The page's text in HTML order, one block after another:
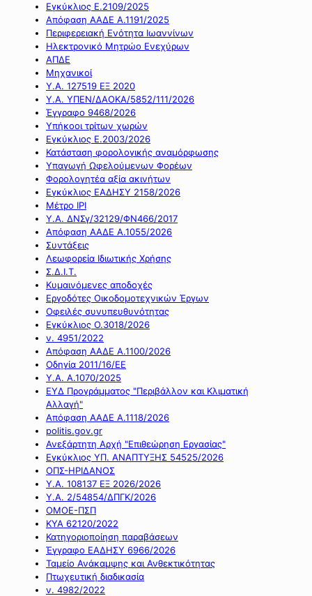
Εγκύκλιος Ε.2109/2025
Απόφαση ΑΑΔΕ Α.1191/2025
Περιφερειακή Ενότητα Ιωαννίνων
Ηλεκτρονικό Μητρώο Ενεχύρων
ΑΠΔΕ
Μηχανικοί
Υ.Α. 127519 ΕΞ 2020
Υ.Α. ΥΠΕΝ/ΔΑΟΚΑ/5852/111/2026
Έγγραφο 9468/2026
Υπήκοοι τρίτων χωρών
Εγκύκλιος Ε.2003/2026
Κατάσταση φορολογικής αναμόρφωσης
Υπαγωγή Ωφελούμενων Φορέων
Φορολογητέα αξία ακινήτων
Εγκύκλιος ΕΑΔΗΣΥ 2158/2026
Μέτρο IPI
Υ.Α. ΔΝΣγ/32129/ΦΝ466/2017
Απόφαση ΑΑΔΕ Α.1055/2026
Συντάξεις
Λεωφορεία Ιδιωτικής Χρήσης
Σ.Δ.Ι.Τ.
Κυμαινόμενες αποδοχές
Εργοδότες Οικοδομοτεχνικών Έργων
Οφειλές συνυπευθυνότητας
Εγκύκλιος Ο.3018/2026
ν. 4951/2022
Απόφαση ΑΑΔΕ Α.1100/2026
Οδηγία 2011/16/ΕΕ
Υ.Α. Α.1070/2025
ΕΥΔ Προγράμματος "Περιβάλλον και Κλιματική
Αλλαγή"
Απόφαση ΑΑΔΕ Α.1118/2026
politis.gov.gr
Ανεξάρτητη Αρχή "Επιθεώρηση Εργασίας"
Εγκύκλιος ΥΠ. ΑΝΑΠΤΥΞΗΣ 54525/2026
ΟΠΣ-ΗΡΙΔΑΝΟΣ
Υ.Α. 108137 ΕΞ 2026/2026
Υ.Α. 2/54854/ΔΠΓΚ/2026
ΟΜΟΕ-ΠΣΠ
ΚΥΑ 62120/2022
Κατηγοριοποίηση παραβάσεων
Έγγραφο ΕΑΔΗΣΥ 6966/2026
Ταμείο Ανάκαμψης και Ανθεκτικότητας
Πτωχευτική διαδικασία
ν. 4982/2022